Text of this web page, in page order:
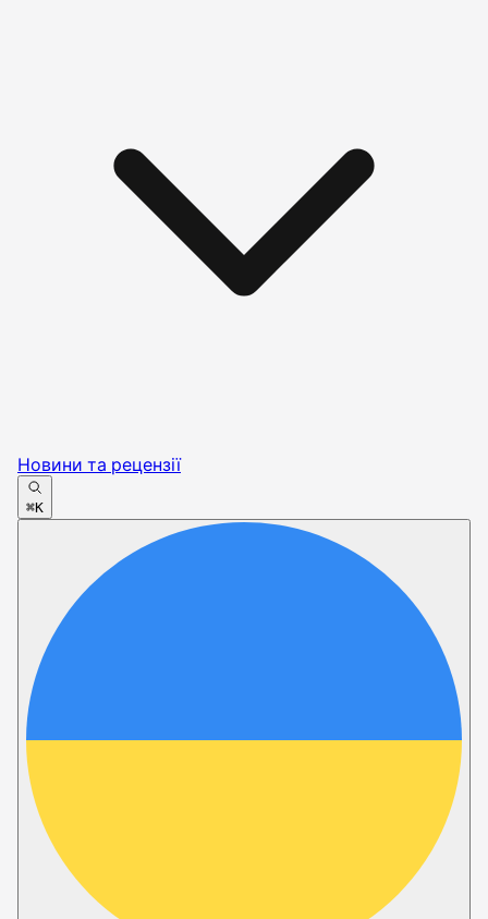
Новини та рецензії
⌘K